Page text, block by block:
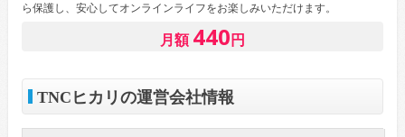
ら保護し、安心してオンラインライフをお楽しみいただけます。
月額 440 円
TNCヒカリの運営会社情報